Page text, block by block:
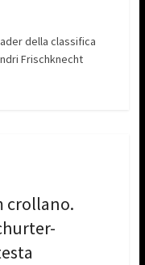
della classifica
Frischknecht
crollano.